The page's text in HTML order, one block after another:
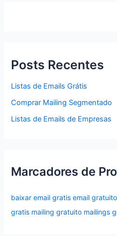
Posts Recentes
Listas de Emails Grátis
Comprar Mailing Segmentado
Listas de Emails de Empresas
Marcadores de
baixar email gratis email gratuito
gratis mailing gratuito mailings